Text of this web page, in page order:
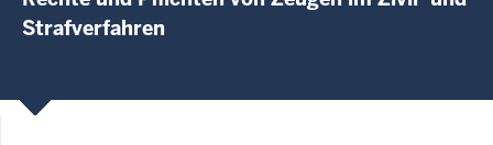
Strafverfahren